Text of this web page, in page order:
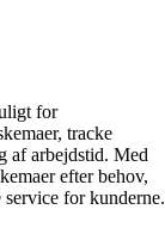
for
tracke
af arbejdstid. Med
efter behov,
for kunderne.